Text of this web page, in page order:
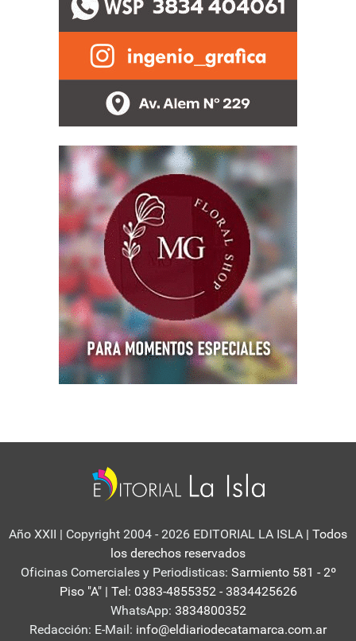
Año XXII | Copyright 2004 - 2026 EDITORIAL LA ISLA | Todos
los derechos reservados
Oficinas Comerciales y Periodisticas: Sarmiento 581 - 2º
Piso "A" | Tel: 0383-4855352 - 3834425626
WhatsApp: 3834800352
Redacción: E-Mail: info@eldiariodecatamarca.com.ar